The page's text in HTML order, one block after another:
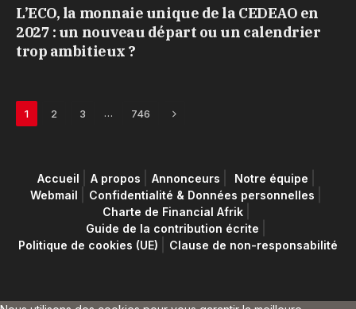
L’ECO, la monnaie unique de la CEDEAO en
2027 : un nouveau départ ou un calendrier
trop ambitieux ?
1 2 3 … 746 Next
Accueil A propos Annonceurs
Notre équipe
Webmail
Confidentialité & Données personnelles
Charte de Financial Afrik
Guide de la contribution écrite
Politique de cookies (UE)
Clause de non-responsabilité